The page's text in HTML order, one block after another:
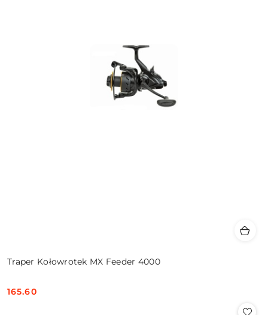
Traper Kołowrotek MX Feeder 4000
Cena:
165.60